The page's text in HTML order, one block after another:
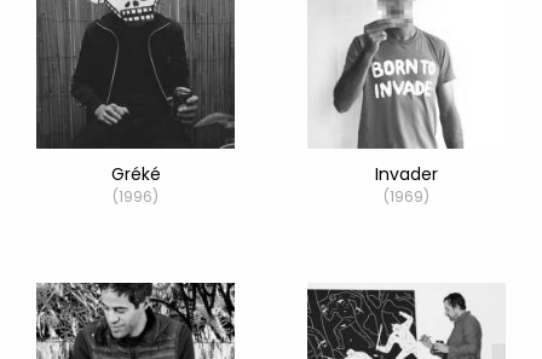
Gréké
(1996)
Invader
(1969)